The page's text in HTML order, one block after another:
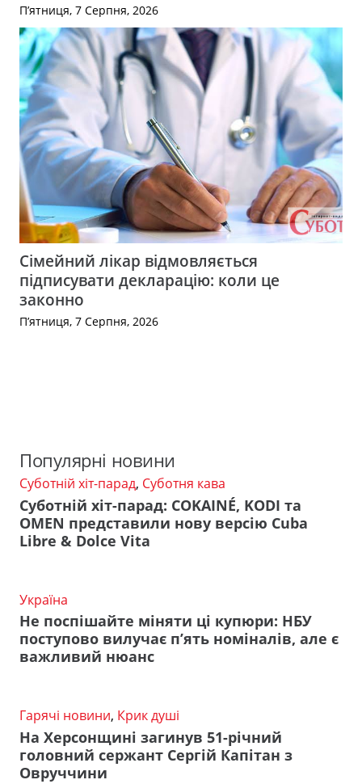
П’ятниця, 7 Серпня, 2026
Сімейний лікар відмовляється
підписувати декларацію: коли це
законно
П’ятниця, 7 Серпня, 2026
Популярні новини
Суботній хіт-парад, Суботня кава
Суботній хіт-парад: COKAINÉ, KODI та
OMEN представили нову версію Cuba
Libre & Dolce Vita
Україна
Не поспішайте міняти ці купюри: НБУ
поступово вилучає п’ять номіналів, але є
важливий нюанс
Гарячі новини, Крик душі
На Херсонщині загинув 51-річний
головний сержант Сергій Капітан з
Овруччини